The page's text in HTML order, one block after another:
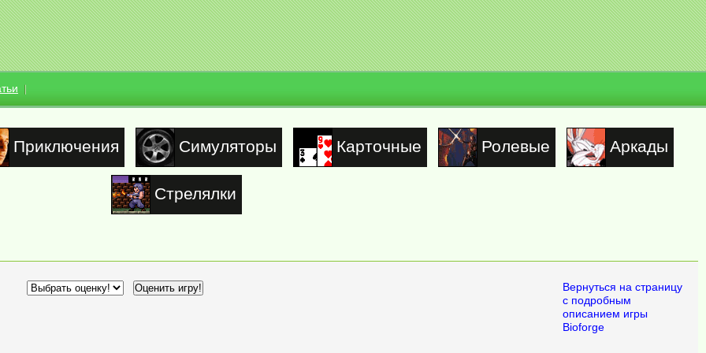
Приключения Симуляторы Карточные Ролевые Аркады
Стрелялки
Вернуться на страницу
с подробным
описанием игры
Bioforge